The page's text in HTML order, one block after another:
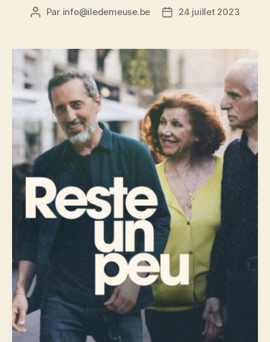
Auteur
Par info@iledemeuse.be
Date24 juillet 2023